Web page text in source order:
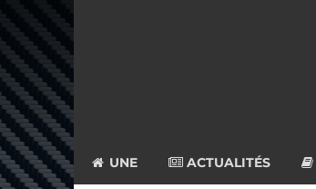
UNE ACTUALITÉS